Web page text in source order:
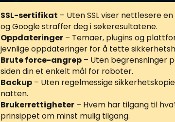
SSL-sertifikat – Uten SSL viser nettlesere
og Google straffer deg i søkeresultatene.
Oppdateringer – Temaer, plugins og
jevnlige oppdateringer for å tette
Brute force-angrep – Uten begrensninger
siden din et enkelt mål for roboter.
Backup – Uten regelmessige
natten.
Brukerrettigheter – Hvem har tilgang til
prinsippet om minst mulig tilgang.